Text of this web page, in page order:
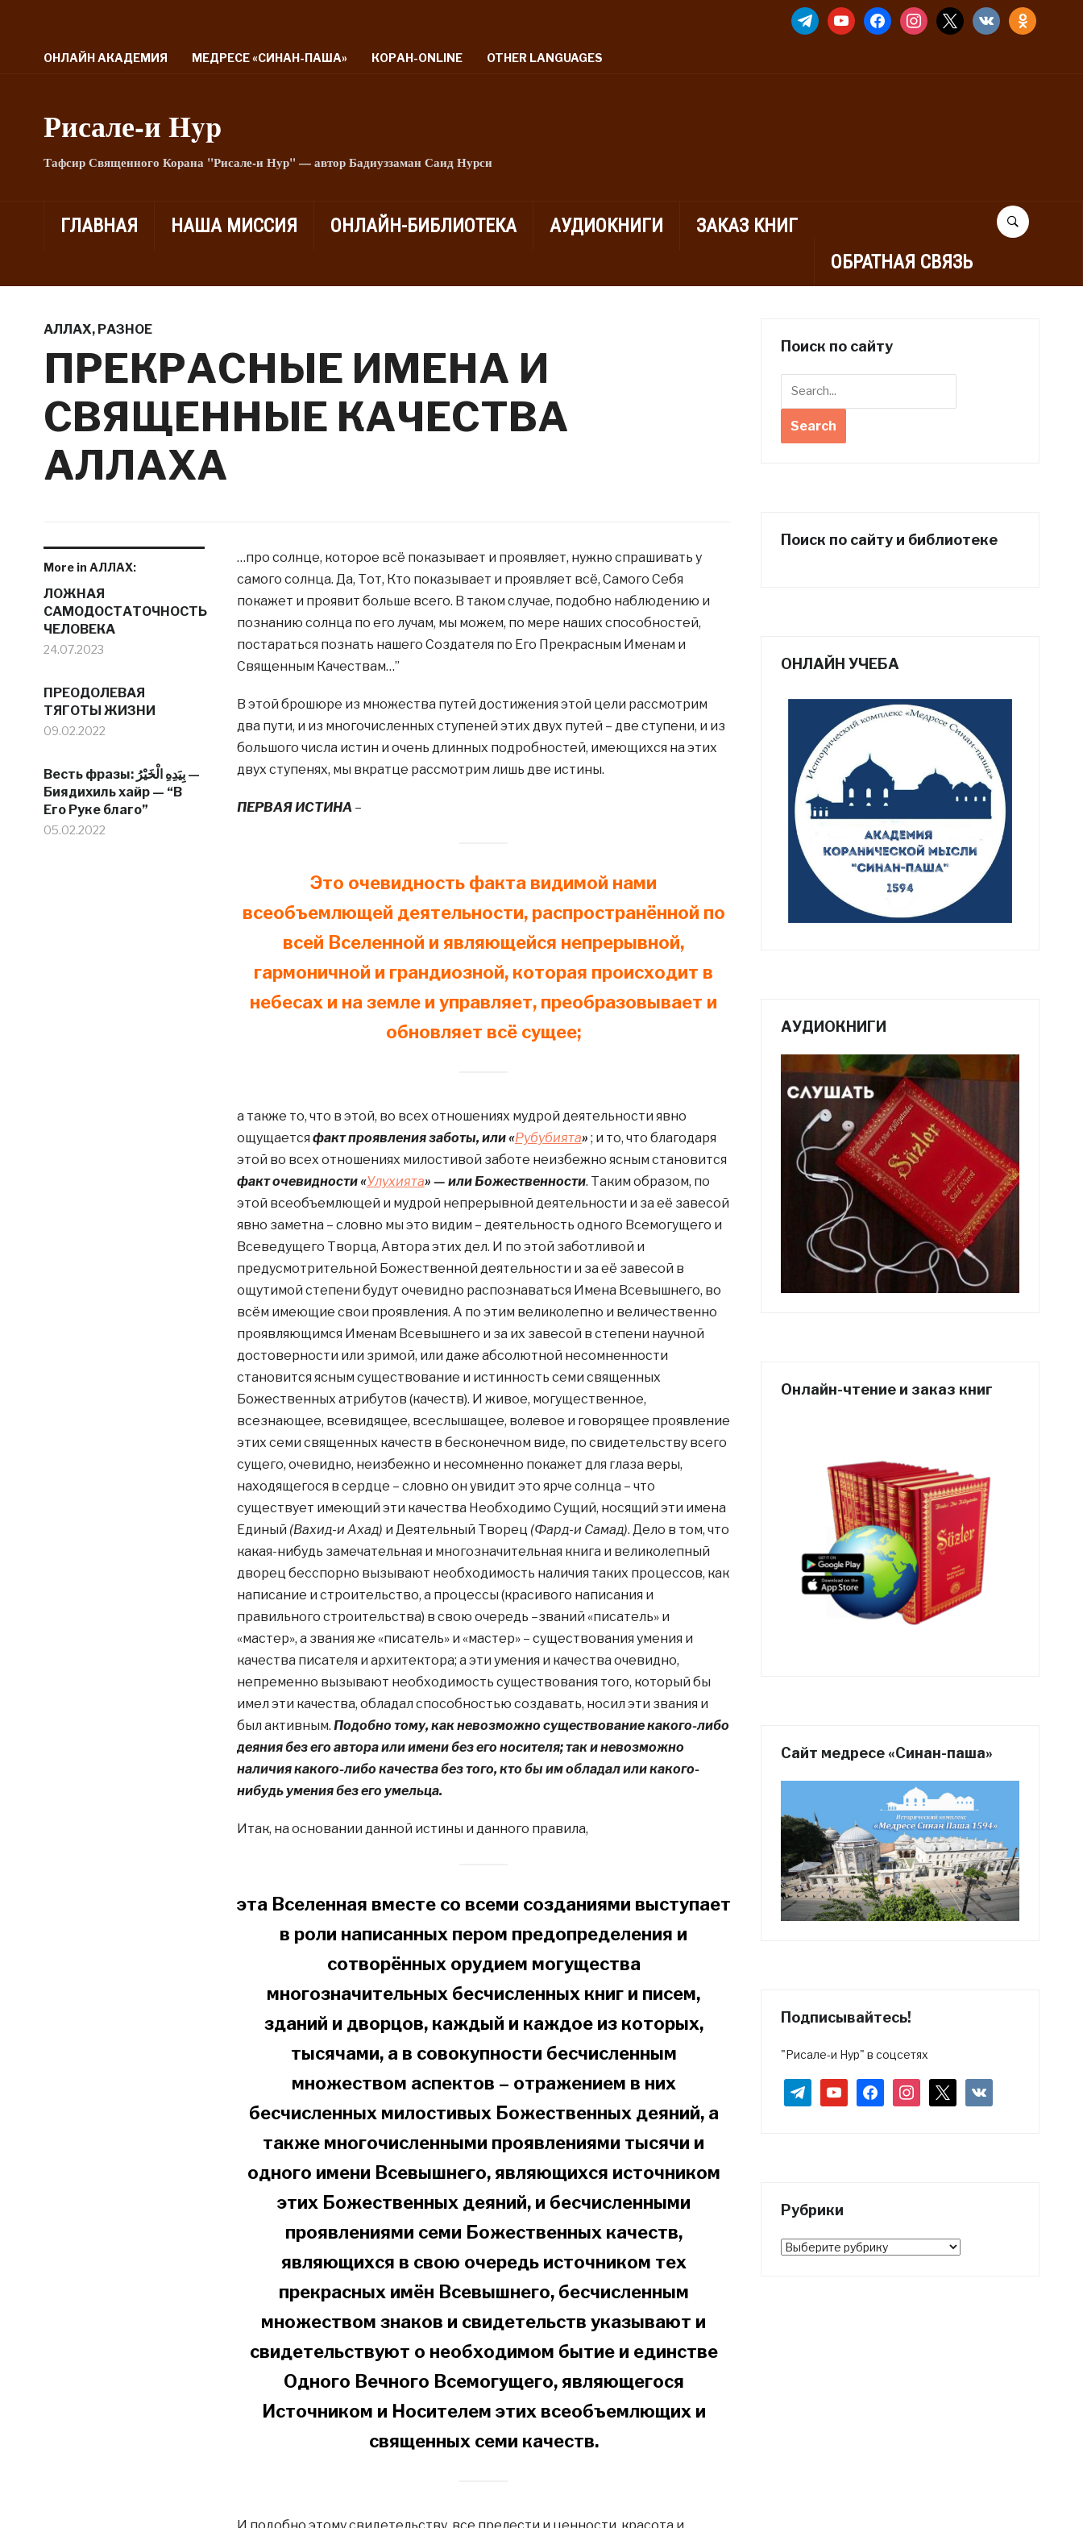
TELEGRAMYOUTUBEFACEBOOKINSTAGRAM
X VKONTAKTE
ОНЛАЙН АКАДЕМИЯ МЕДРЕСЕ «СИНАН-ПАША» КОРАН-ONLINE OTHER LANGUAGES
Рисале-и Hyp
Тафсир Священного Корана "Рисале-и Нур" — автор Бадиуззаман Саид Нурси
ГЛАВНАЯ НАША МИССИЯ ОНЛАЙН-БИБЛИОТЕКА АУДИОКНИГИ
ЗАКАЗ КНИГ
ОБРАТНАЯ СВЯЗЬ
АЛЛАХ, РАЗНОЕ
ПРЕКРАСНЫЕ ИМЕНА И
СВЯЩЕННЫЕ КАЧЕСТВА
АЛЛАХА
More in АЛЛАХ:
ЛОЖНАЯ
САМОДОСТАТОЧНОСТЬ
ЧЕЛОВЕКА
24.07.2023
ПРЕОДОЛЕВАЯ
ТЯГОТЫ ЖИЗНИ
09.02.2022
Весть фразы: بِيَدِهِ الْخَيْرُ —
Биядихиль хайр — “В
Его Руке благо”
05.02.2022
…про солнце, которое всё показывает и проявляет, нужно спрашивать у
самого солнца. Да, Тот, Кто показывает и проявляет всё, Самого Себя
покажет и проявит больше всего. В таком случае, подобно наблюдению и
познанию солнца по его лучам, мы можем, по мере наших способностей,
постараться познать нашего Создателя по Его Прекрасным Именам и
Священным Качествам…”
В этой брошюре из множества путей достижения этой цели рассмотрим
два пути, и из многочисленных ступеней этих двух путей – две ступени, и из
большого числа истин и очень длинных подробностей, имеющихся на этих
двух ступенях, мы вкратце рассмотрим лишь две истины.
ПЕРВАЯ ИСТИНА–
Это очевидность факта видимой нами
всеобъемлющей деятельности, распространённой по
всей Вселенной и являющейся непрерывной,
гармоничной и грандиозной, которая происходит в
небесах и на земле и управляет, преобразовывает и
обновляет всё сущее;
а также то, что в этой, во всех отношениях мудрой деятельности явно
ощущается факт проявления заботы, или «Рубубията» ; и то, что благодаря
этой во всех отношениях милостивой заботе неизбежно ясным становится
факт очевидности «Улухията» — или Божественности. Таким образом, по
этой всеобъемлющей и мудрой непрерывной деятельности и за её завесой
явно заметна – словно мы это видим – деятельность одного Всемогущего и
Всеведущего Творца, Автора этих дел. И по этой заботливой и
предусмотрительной Божественной деятельности и за её завесой в
ощутимой степени будут очевидно распознаваться Имена Всевышнего, во
всём имеющие свои проявления. А по этим великолепно и величественно
проявляющимся Именам Всевышнего и за их завесой в степени научной
достоверности или зримой, или даже абсолютной несомненности
становится ясным существование и истинность семи священных
Божественных атрибутов (качеств). И живое, могущественное,
всезнающее, всевидящее, всеслышащее, волевое и говорящее проявление
этих семи священных качеств в бесконечном виде, по свидетельству всего
сущего, очевидно, неизбежно и несомненно покажет для глаза веры,
находящегося в сердце – словно он увидит это ярче солнца – что
существует имеющий эти качества Необходимо Сущий, носящий эти имена
Единый (Вахид-и Ахад) и Деятельный Творец (Фард-и Самад). Дело в том, что
какая-нибудь замечательная и многозначительная книга и великолепный
дворец бесспорно вызывают необходимость наличия таких процессов, как
написание и строительство, а процессы (красивого написания и
правильного строительства) в свою очередь –званий «писатель» и
«мастер», а звания же «писатель» и «мастер» – существования умения и
качества писателя и архитектора; а эти умения и качества очевидно,
непременно вызывают необходимость существования того, который бы
имел эти качества, обладал способностью создавать, носил эти звания и
был активным. Подобно тому, как невозможно существование какого-либо
деяния без его автора или имени без его носителя; так и невозможно
наличия какого-либо качества без того, кто бы им обладал или какого-
нибудь умения без его умельца.
Итак, на основании данной истины и данного правила,
эта Вселенная вместе со всеми созданиями выступает
в роли написанных пером предопределения и
сотворённых орудием могущества
многозначительных бесчисленных книг и писем,
зданий и дворцов, каждый и каждое из которых,
тысячами, а в совокупности бесчисленным
множеством аспектов – отражением в них
бесчисленных милостивых Божественных деяний, а
также многочисленными проявлениями тысячи и
одного имени Всевышнего, являющихся источником
этих Божественных деяний, и бесчисленными
проявлениями семи Божественных качеств,
являющихся в свою очередь источником тех
прекрасных имён Всевышнего, бесчисленным
множеством знаков и свидетельств указывают и
свидетельствуют о необходимом бытие и единстве
Одного Вечного Всемогущего, являющегося
Источником и Носителем этих всеобъемлющих и
священных семи качеств.
Поиск по сайту
Поиск по сайту и библиотеке
ОНЛАЙН УЧЕБА
АУДИОКНИГИ
Онлайн-чтение и заказ книг
Сайт медресе «Синан-паша»
Подписывайтесь!
"Рисале-и Нур" в соцсетях
telegramyoutubefacebookinstagram vkontakte
Рубрики
Рубрики